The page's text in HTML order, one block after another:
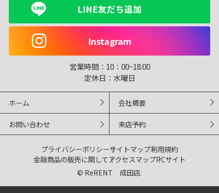
LINE友だち追加
Instagram
営業時間： 10：00~18:00
定休日： 水曜日
ホーム 会社概要
お問い合わせ 来店予約
プライバシーポリシーサイトマップ利用規約
金融商品の販売に関してアクセスマップPCサイト
© ReRENT 成田店.